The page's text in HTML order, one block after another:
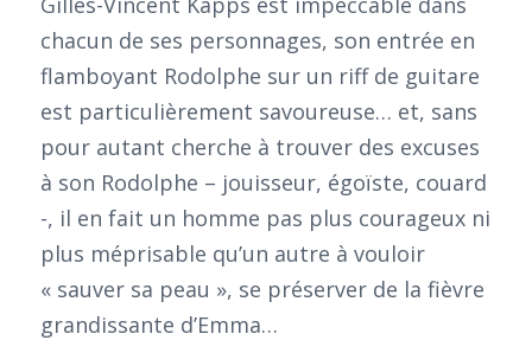
chacun de ses personnages, son entrée en
flamboyant Rodolphe sur un riff de guitare
est particulièrement savoureuse… et, sans
pour autant cherche à trouver des excuses
à son Rodolphe – jouisseur, égoïste, couard
-, il en fait un homme pas plus courageux ni
plus méprisable qu’un autre à vouloir
« sauver sa peau », se préserver de la fièvre
grandissante d’Emma…